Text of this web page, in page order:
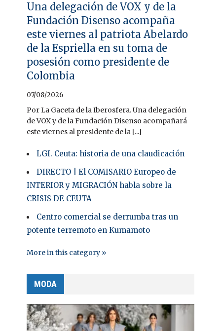
Una delegación de VOX y de la
Fundación Disenso acompaña
este viernes al patriota Abelardo
de la Espriella en su toma de
posesión como presidente de
Colombia
07/08/2026
Por La Gaceta de la Iberosfera. Una delegación
de VOX y de la Fundación Disenso acompañará
este viernes al presidente de la [...]
LGI. Ceuta: historia de una claudicación
DIRECTO | El COMISARIO Europeo de
INTERIOR y MIGRACIÓN habla sobre la
CRISIS DE CEUTA
Centro comercial se derrumba tras un
potente terremoto en Kumamoto
More in this category »
MODA